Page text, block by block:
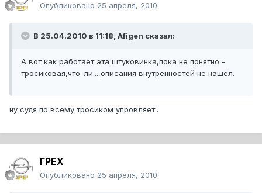
Опубликовано 25 апреля, 2010
В 25.04.2010 в 11:18, Afigen сказал:
А вот как работает эта штуковинка,пока не понятно -
тросиковая,что-ли...,описания внутренностей не нашёл.
ну судя по всему тросиком упровляет..
ГРЕХ
Опубликовано 25 апреля, 2010